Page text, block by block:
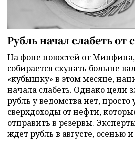
Рубль начал слабеть от
На фоне новостей от
собирается скупать больше
«кубышку» в этом месяце,
начала слабеть. Однако цели
рубль у ведомства нет, просто
сверхдоходы от нефти,
отправить в резервы.
ждет рубль в августе, осенью